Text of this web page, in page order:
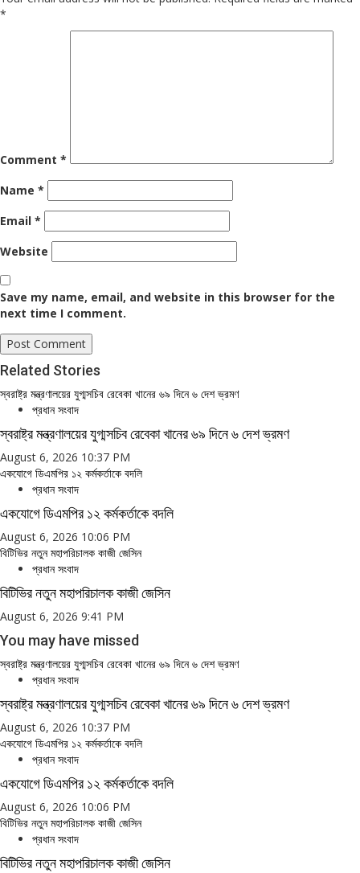
*
Comment *
Name *
Email *
Website
Save my name, email, and website in this browser for the
next time I comment.
Related Stories
স্বরাষ্ট্র মন্ত্রণালয়ের যুগ্মসচিব রেবেকা খানের ৬৯ দিনে ৬ দেশ ভ্রমণ
প্রধান সংবাদ
স্বরাষ্ট্র মন্ত্রণালয়ের যুগ্মসচিব রেবেকা খানের ৬৯ দিনে ৬ দেশ ভ্রমণ
August 6, 2026 10:37 PM
একযোগে ডিএমপির ১২ কর্মকর্তাকে বদলি
প্রধান সংবাদ
একযোগে ডিএমপির ১২ কর্মকর্তাকে বদলি
August 6, 2026 10:06 PM
বিটিভির নতুন মহাপরিচালক কাজী জেসিন
প্রধান সংবাদ
বিটিভির নতুন মহাপরিচালক কাজী জেসিন
August 6, 2026 9:41 PM
You may have missed
স্বরাষ্ট্র মন্ত্রণালয়ের যুগ্মসচিব রেবেকা খানের ৬৯ দিনে ৬ দেশ ভ্রমণ
প্রধান সংবাদ
স্বরাষ্ট্র মন্ত্রণালয়ের যুগ্মসচিব রেবেকা খানের ৬৯ দিনে ৬ দেশ ভ্রমণ
August 6, 2026 10:37 PM
একযোগে ডিএমপির ১২ কর্মকর্তাকে বদলি
প্রধান সংবাদ
একযোগে ডিএমপির ১২ কর্মকর্তাকে বদলি
August 6, 2026 10:06 PM
বিটিভির নতুন মহাপরিচালক কাজী জেসিন
প্রধান সংবাদ
বিটিভির নতুন মহাপরিচালক কাজী জেসিন